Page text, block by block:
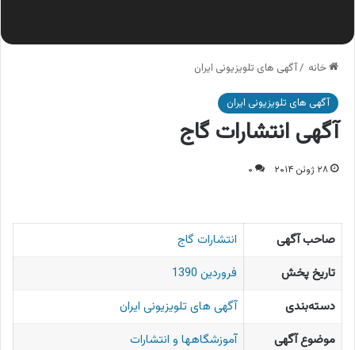
خانه /آگهی های تلویزیونی ایران
آگهی های تلویزیونی ایران
آگهی انتشارات گاج
۲۸ ژوئن ۲۰۱۴ ۰
صاحب آگهی
انتشارات گاج
تاریخ پخش
فروردین 1390
دسته‌بندی
آگهی های تلویزیونی ایران
موضوع آگهی
آموزشگاهها و انتشارات